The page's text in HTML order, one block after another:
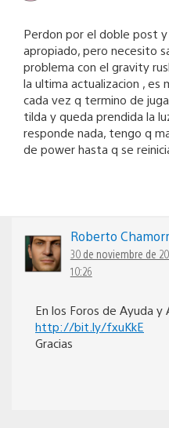
Perdon por el doble post
apropiado, pero necesito
problema con el gravity
la ultima actualizacion , es
cada vez q termino de
tilda y queda prendida la
responde nada, tengo q
de power hasta q se
Roberto
30 de noviembre de
10:26
En los Foros de Ayuda y
http://bit.ly/fxuKkE
Gracias